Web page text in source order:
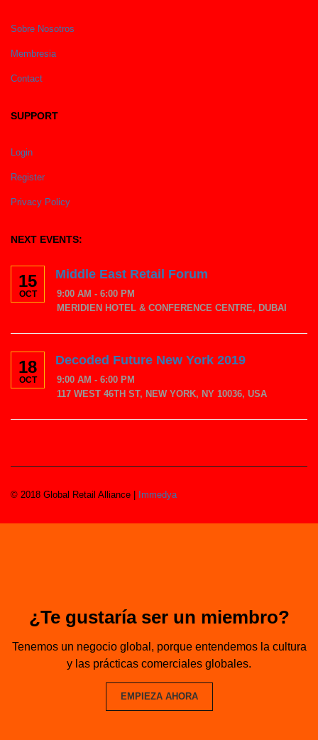
Sobre Nosotros
Membresia
Contact
SUPPORT
Login
Register
Privacy Policy
NEXT EVENTS:
15
OCT
Middle East Retail Forum
9:00 AM - 6:00 PM
MERIDIEN HOTEL & CONFERENCE CENTRE, DUBAI
18
OCT
Decoded Future New York 2019
9:00 AM - 6:00 PM
117 WEST 46TH ST, NEW YORK, NY 10036, USA
© 2018 Global Retail Alliance | Immedya
¿Te gustaría ser un miembro?
Tenemos un negocio global, porque entendemos la cultura
y las prácticas comerciales globales.
EMPIEZA AHORA